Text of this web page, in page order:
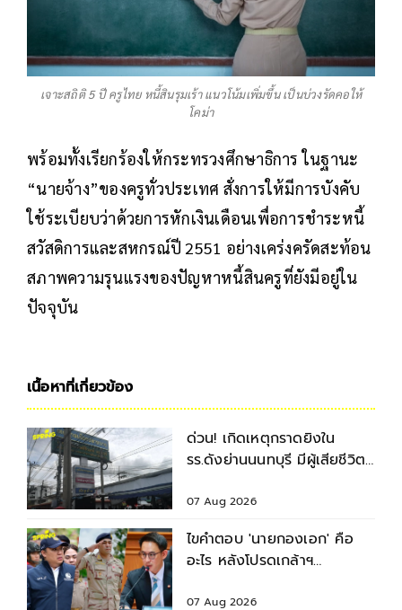
เจาะสถิติ 5 ปี ครูไทย หนี้สินรุมเร้า แนวโน้มเพิ่มขึ้น เป็นบ่วงรัดคอให้
โคม่า
พร้อมทั้งเรียกร้องให้กระทรวงศึกษาธิการ ในฐานะ
“นายจ้าง”ของครูทั่วประเทศ สั่งการให้มีการบังคับ
ใช้ระเบียบว่าด้วยการหักเงินเดือนเพื่อการชำระหนี้
สวัสดิการและสหกรณ์ปี 2551 อย่างเคร่งครัดสะท้อน
สภาพความรุนแรงของปัญหาหนี้สินครูที่ยังมีอยู่ใน
ปัจจุบัน
เนื้อหาที่เกี่ยวข้อง
ด่วน! เกิดเหตุกราดยิงใน
รร.ดังย่านนนทบุรี มีผู้เสียชีวิต-
07 Aug 2026
ไขคำตอบ 'นายกองเอก' คือ
อะไร หลังโปรดเกล้าฯ
รมช.มหาดไทย
07 Aug 2026